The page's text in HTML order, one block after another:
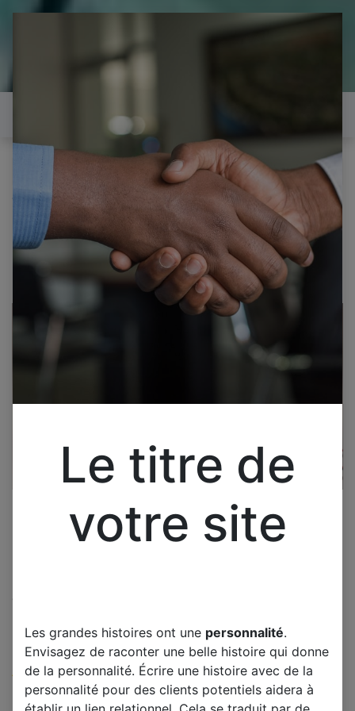
il est temps de
réparer...Electronique 66 est
heureux de vous aider
Tous les produits
POLAROID TQLED55PR002 2 HAUT PARLEURS
POLAROID TQLED55PR002 2
HAUT PARLEURS
(0 avis)
Offre :15,00€
Le titre de
votre site
Les grandes histoires ont une personnalité.
Envisagez de raconter une belle histoire qui donne
de la personnalité. Écrire une histoire avec de la
personnalité pour des clients potentiels aidera à